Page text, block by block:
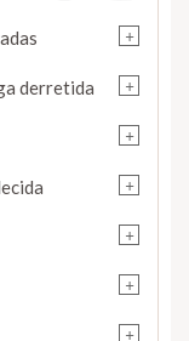
+
+
derretida
+
+
+
+
+